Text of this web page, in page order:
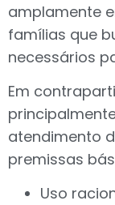
amplamente
famílias que
necessários
Em
atendimento
premissas
Uso